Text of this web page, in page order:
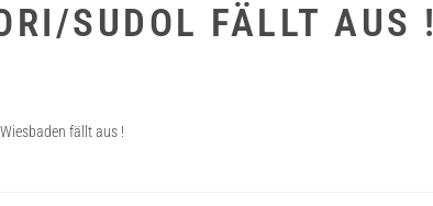
SUDOL FÄLLT AUS !
fällt aus !